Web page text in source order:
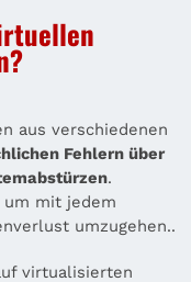
aus verschiedenen
Fehlern über
.
um mit jedem
umzugehen..
virtualisierten